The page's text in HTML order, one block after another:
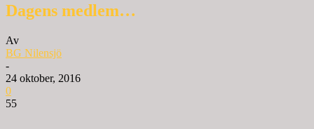
Dagens medlem…
Av
BG Nilensjö
-
24 oktober, 2016
0
55